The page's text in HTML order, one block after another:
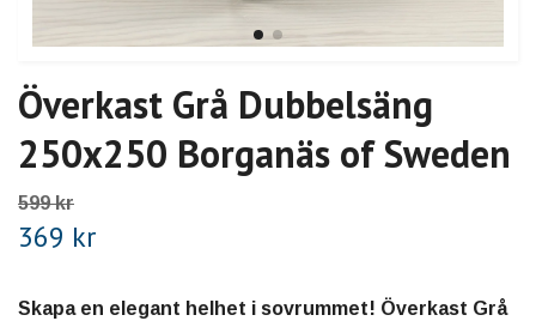
Överkast Grå Dubbelsäng
250x250 Borganäs of Sweden
599 kr
369 kr
Skapa en elegant helhet i sovrummet! Överkast Grå